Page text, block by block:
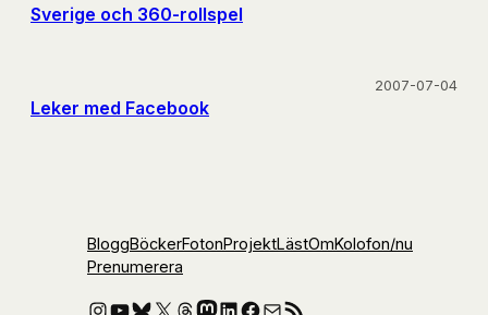
Sverige och 360-rollspel
Leker med Facebook
2007-07-04
BloggBöckerFotonProjektLästOmKolofon/nu
Prenumerera
Instagram
YouTube
Bluesky
X Threads
Mastodon
LinkedIn
Facebook
E-postRSS-flöde